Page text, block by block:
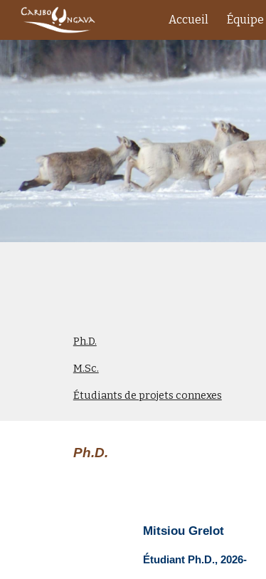
Accueil Équipe
Ph.D.
M.Sc.
Étudiants de projets connexes
Ph.D.
Mitsiou Grelot
Étudiant Ph.D., 2026-